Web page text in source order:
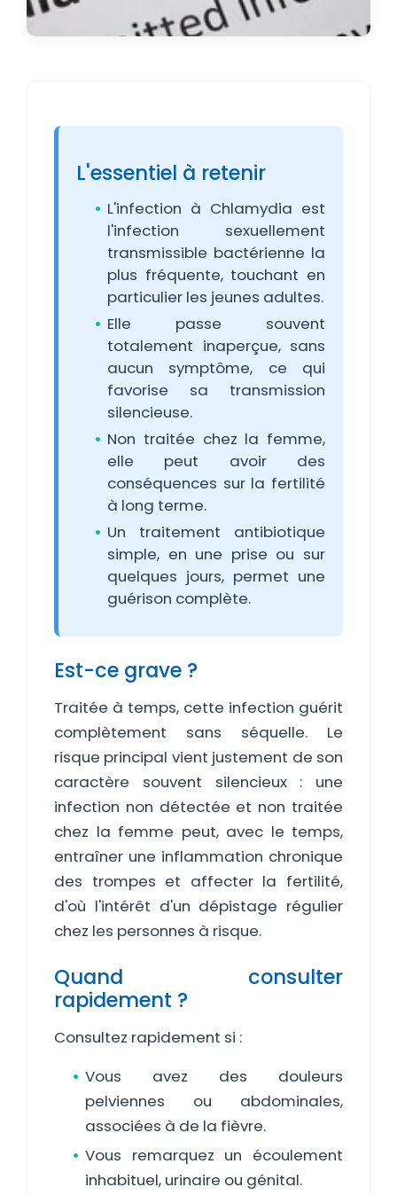
L'essentiel à retenir
L'infection à Chlamydia est
l'infection sexuellement
transmissible bactérienne la
plus fréquente, touchant en
particulier les jeunes adultes.
Elle passe souvent
totalement inaperçue, sans
aucun symptôme, ce qui
favorise sa transmission
silencieuse.
Non traitée chez la femme,
elle peut avoir des
conséquences sur la fertilité
à long terme.
Un traitement antibiotique
simple, en une prise ou sur
quelques jours, permet une
guérison complète.
Est-ce grave ?
Traitée à temps, cette infection guérit
complètement sans séquelle. Le
risque principal vient justement de son
caractère souvent silencieux : une
infection non détectée et non traitée
chez la femme peut, avec le temps,
entraîner une inflammation chronique
des trompes et affecter la fertilité,
d'où l'intérêt d'un dépistage régulier
chez les personnes à risque.
Quand consulter
rapidement ?
Consultez rapidement si :
Vous avez des douleurs
pelviennes ou abdominales,
associées à de la fièvre.
Vous remarquez un écoulement
inhabituel, urinaire ou génital.